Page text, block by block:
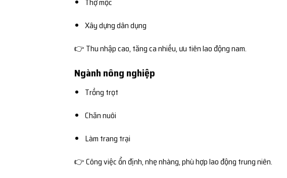
Xây dựng dân dụng
👉 Thu nhập cao, tăng ca nhiều, ưu tiên lao động nam.
Ngành nông nghiệp
Trồng trọt
Chăn nuôi
Làm trang trại
👉 Công việc ổn định, nhẹ nhàng, phù hợp lao động trung niên.